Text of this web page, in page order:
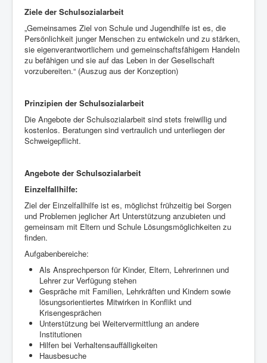
Ziele der Schulsozialarbeit
„Gemeinsames Ziel von Schule und Jugendhilfe ist es, die
Persönlichkeit junger Menschen zu entwickeln und zu stärken,
sie eigenverantwortlichem und gemeinschaftsfähigem Handeln
zu befähigen und sie auf das Leben in der Gesellschaft
vorzubereiten.“ (Auszug aus der Konzeption)
Prinzipien der Schulsozialarbeit
Die Angebote der Schulsozialarbeit sind stets freiwillig und
kostenlos. Beratungen sind vertraulich und unterliegen der
Schweigepflicht.
Angebote der Schulsozialarbeit
Einzelfallhilfe:
Ziel der Einzelfallhilfe ist es, möglichst frühzeitig bei Sorgen
und Problemen jeglicher Art Unterstützung anzubieten und
gemeinsam mit Eltern und Schule Lösungsmöglichkeiten zu
finden.
Aufgabenbereiche:
Als Ansprechperson für Kinder, Eltern, Lehrerinnen und
Lehrer zur Verfügung stehen
Gespräche mit Familien, Lehrkräften und Kindern sowie
lösungsorientiertes Mitwirken in Konflikt und
Krisengesprächen
Unterstützung bei Weitervermittlung an andere
Institutionen
Hilfen bei Verhaltensauffälligkeiten
Hausbesuche